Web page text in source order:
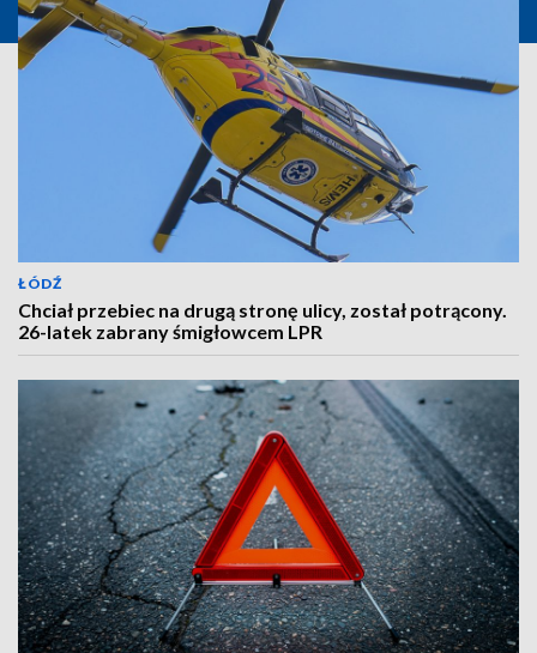
ŁÓDŹ
Chciał przebiec na drugą stronę ulicy, został potrącony.
26-latek zabrany śmigłowcem LPR